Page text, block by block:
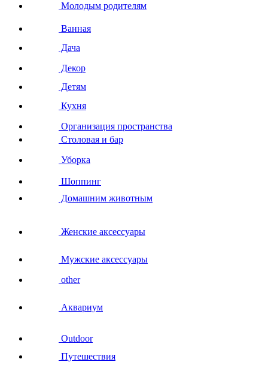
Молодым родителям
Ванная
Дача
Декор
Детям
Кухня
Организация пространства
Столовая и бар
Уборка
Шоппинг
Домашним животным
Женские аксессуары
Мужские аксессуары
other
Аквариум
Outdoor
Путешествия